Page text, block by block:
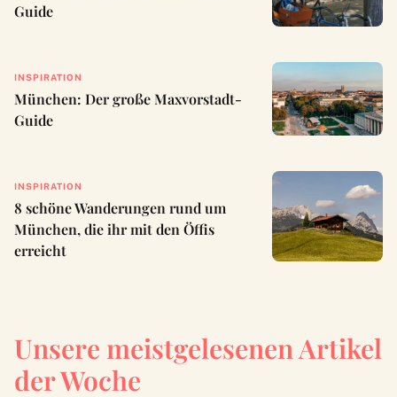
Guide
INSPIRATION
München: Der große Maxvorstadt-
Guide
INSPIRATION
8 schöne Wanderungen rund um
München, die ihr mit den Öffis
erreicht
Unsere meistgelesenen Artikel
der Woche